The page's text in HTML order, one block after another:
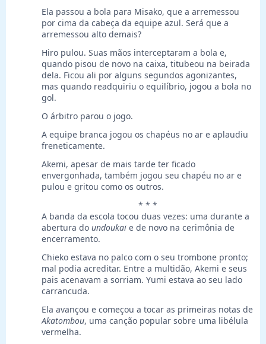
Ela passou a bola para Misako, que a arremessou
por cima da cabeça da equipe azul. Será que a
arremessou alto demais?
Hiro pulou. Suas mãos interceptaram a bola e,
quando pisou de novo na caixa, titubeou na beirada
dela. Ficou ali por alguns segundos agonizantes,
mas quando readquiriu o equilíbrio, jogou a bola no
gol.
O árbitro parou o jogo.
A equipe branca jogou os chapéus no ar e aplaudiu
freneticamente.
Akemi, apesar de mais tarde ter ficado
envergonhada, também jogou seu chapéu no ar e
pulou e gritou como os outros.
* * *
A banda da escola tocou duas vezes: uma durante a
abertura do undoukai e de novo na cerimônia de
encerramento.
Chieko estava no palco com o seu trombone pronto;
mal podia acreditar. Entre a multidão, Akemi e seus
pais acenavam a sorriam. Yumi estava ao seu lado
carrancuda.
Ela avançou e começou a tocar as primeiras notas de
Akatombou, uma canção popular sobre uma libélula
vermelha.